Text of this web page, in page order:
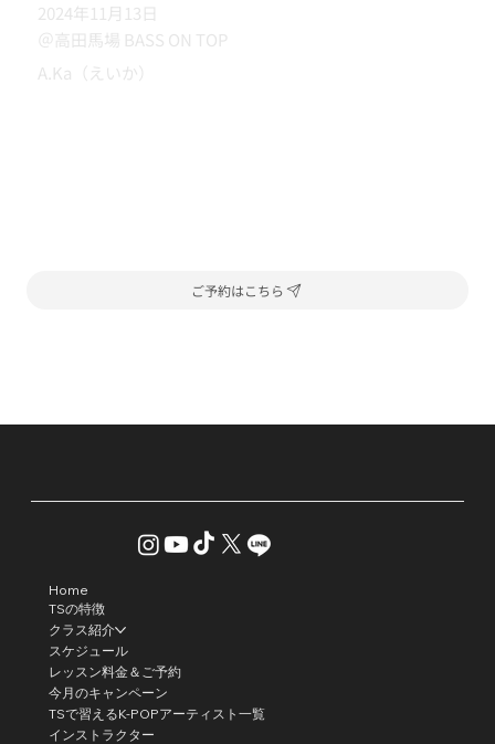
2024年11月13日
＠高田馬場 BASS ON TOP
A.Ka（えいか）
ご予約はこちら
Home
TSの特徴
クラス紹介
スケジュール
レッスン料金＆ご予約
今月のキャンペーン
TSで習えるK-POPアーティスト一覧
インストラクター